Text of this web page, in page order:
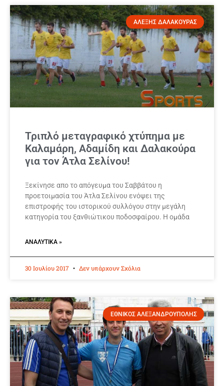
ΑΛΕΞΗΣ ΔΑΛΑΚΟΥΡΑΣ
Τριπλό μεταγραφικό χτύπημα με
Καλαμάρη, Αδαμίδη και Δαλακούρα
για τον Άτλα Σελίνου!
Ξεκίνησε απο το απόγευμα του Σαββάτου η
προετοιμασία του Άτλα Σελίνου ενόψει της
επιστροφής του ιστορικού συλλόγου στην μεγάλη
κατηγορία του ξανθιώτικου ποδοσφαίρου. Η ομάδα
ΑΝΑΛΥΤΙΚΆ »
30 Ιουλίου 2017 Δεν υπάρχουν Σχόλια
ΕΘΝΙΚΟΣ ΑΛΕΞΑΝΔΡΟΥΠΟΛΗΣ